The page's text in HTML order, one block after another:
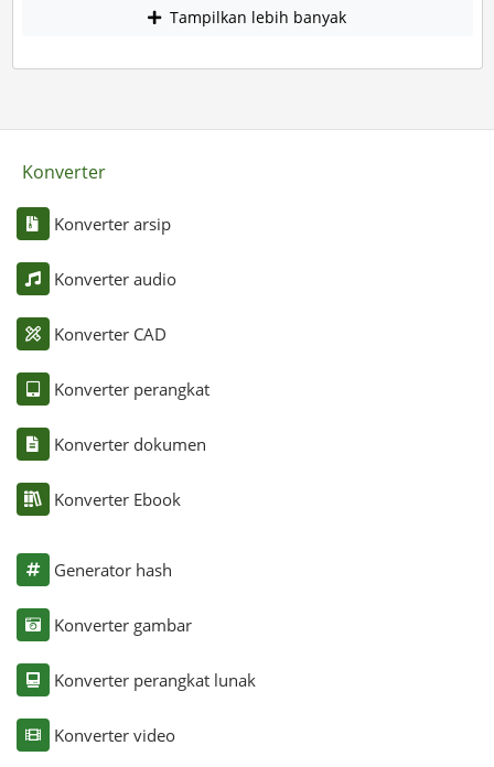
Tampilkan lebih banyak
Konverter
Konverter arsip
Konverter audio
Konverter CAD
Konverter perangkat
Konverter dokumen
Konverter Ebook
Generator hash
Konverter gambar
Konverter perangkat lunak
Konverter video